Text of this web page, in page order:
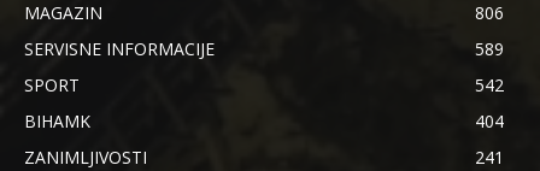
MAGAZIN
806
SERVISNE INFORMACIJE
589
SPORT
542
BIHAMK
404
ZANIMLJIVOSTI
241